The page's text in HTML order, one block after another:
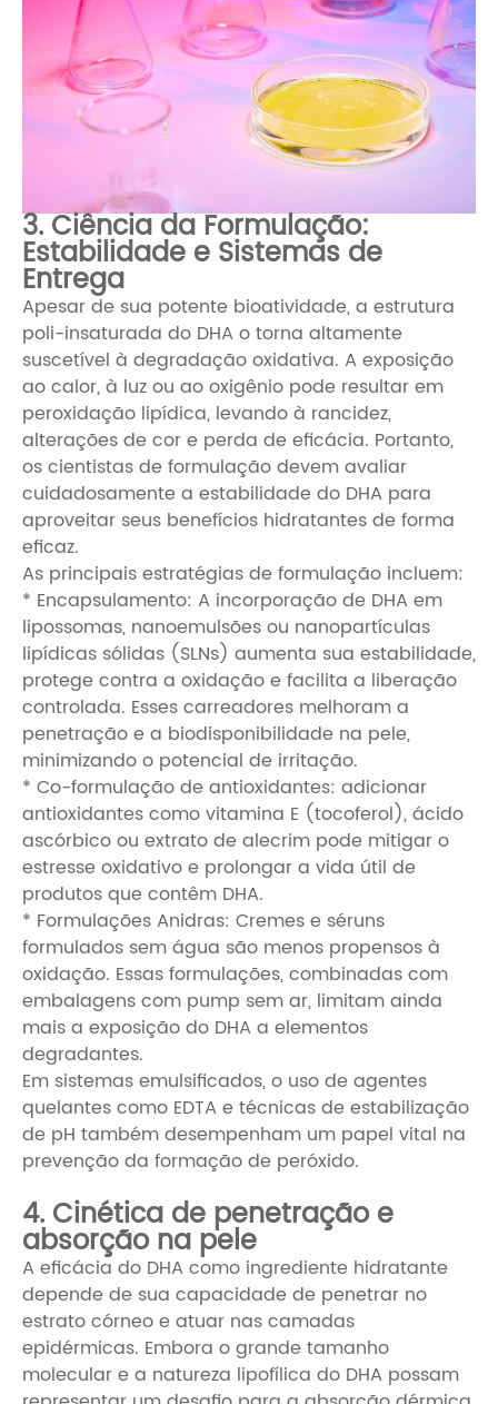
3. Ciência da Formulação:
Estabilidade e Sistemas de
Entrega
Apesar de sua potente bioatividade, a estrutura
poli-insaturada do DHA o torna altamente
suscetível à degradação oxidativa. A exposição
ao calor, à luz ou ao oxigênio pode resultar em
peroxidação lipídica, levando à rancidez,
alterações de cor e perda de eficácia. Portanto,
os cientistas de formulação devem avaliar
cuidadosamente a estabilidade do DHA para
aproveitar seus benefícios hidratantes de forma
eficaz.
As principais estratégias de formulação incluem:
* Encapsulamento: A incorporação de DHA em
lipossomas, nanoemulsões ou nanopartículas
lipídicas sólidas (SLNs) aumenta sua estabilidade,
protege contra a oxidação e facilita a liberação
controlada. Esses carreadores melhoram a
penetração e a biodisponibilidade na pele,
minimizando o potencial de irritação.
* Co-formulação de antioxidantes: adicionar
antioxidantes como vitamina E (tocoferol), ácido
ascórbico ou extrato de alecrim pode mitigar o
estresse oxidativo e prolongar a vida útil de
produtos que contêm DHA.
* Formulações Anidras: Cremes e séruns
formulados sem água são menos propensos à
oxidação. Essas formulações, combinadas com
embalagens com pump sem ar, limitam ainda
mais a exposição do DHA a elementos
degradantes.
Em sistemas emulsificados, o uso de agentes
quelantes como EDTA e técnicas de estabilização
de pH também desempenham um papel vital na
prevenção da formação de peróxido.
4. Cinética de penetração e
absorção na pele
A eficácia do DHA como ingrediente hidratante
depende de sua capacidade de penetrar no
estrato córneo e atuar nas camadas
epidérmicas. Embora o grande tamanho
molecular e a natureza lipofílica do DHA possam